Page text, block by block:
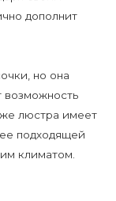
дополнит
но она
возможность
люстра имеет
подходящей
климатом.
что